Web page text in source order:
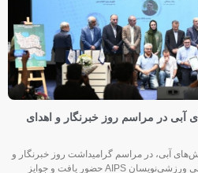
در مراسم روز خبرنگار و اهدای
آبی، در مراسم گرامیداشت روز خبرنگار و
تقدیر از برگزیدگان هشتمین جایزه جهانی ورزشی‌نویسان AIPS حضور یافت و جوایز